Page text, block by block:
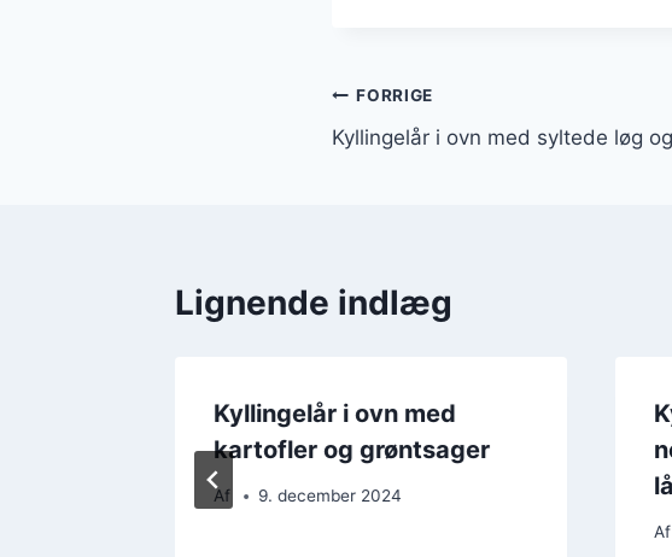
Indlægsnavigation
FORRIGE
Kyllingelår i ovn med syltede løg
Lignende indlæg
Kyllingelår i ovn med
kartofler og grøntsager
Af 9. december 2024
Af